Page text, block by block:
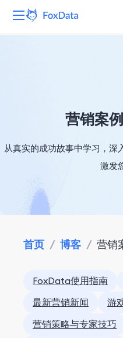
公司
营销案
从真实的成功故事中学习，深
激发
首页 / 博客 / 营销
FoxData使用指南
最新营销新闻
游
营销策略与专家技巧